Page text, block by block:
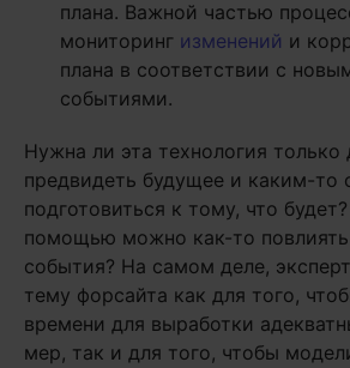
плана. Важной частью
мониторинг изменений и
плана в соответствии с
событиями.
Нужна ли эта технология только
предвидеть будущее и каким-то
подготовиться к тому, что
помощью можно как-то
события? На самом деле,
тему форсайта как для того,
времени для выработки
мер, так и для того, чтобы